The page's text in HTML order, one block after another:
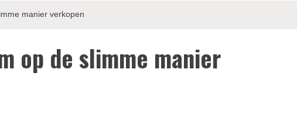
manier verkopen
op de slimme manier